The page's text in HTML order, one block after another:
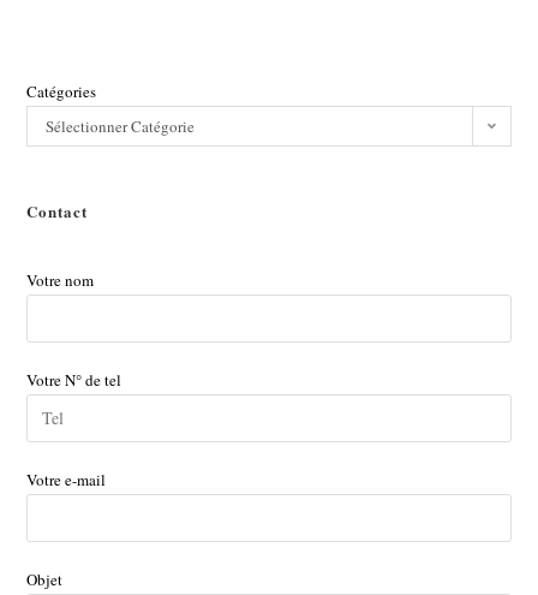
Catégories
Sélectionner Catégorie
Contact
Votre nom
Votre N° de tel
Votre e-mail
Objet